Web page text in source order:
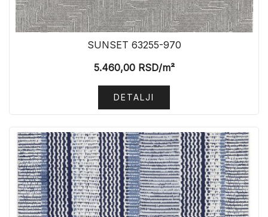
SUNSET 63255-970
5.460,00RSD/m²
DETALJI